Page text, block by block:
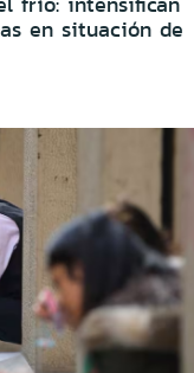
en situación de